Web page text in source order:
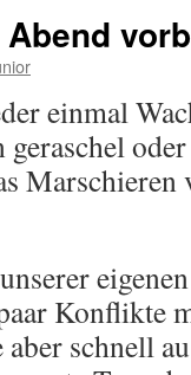
einmal
geraschel
Marschieren
Konflikte
schnell